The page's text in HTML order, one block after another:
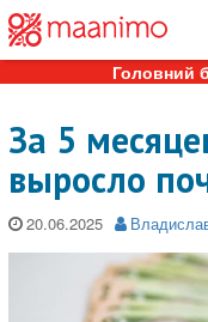
Головний
За 5
выросло
20.06.2025